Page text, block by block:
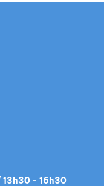
13h30 - 16h30